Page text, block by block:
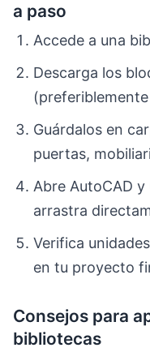
a paso
Accede a una
Descarga los
Guárdalos en
puertas,
Abre AutoCAD
arrastra
Verifica
en tu proyecto
Consejos para
bibliotecas